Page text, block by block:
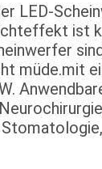
LED-
ist
müde.mit